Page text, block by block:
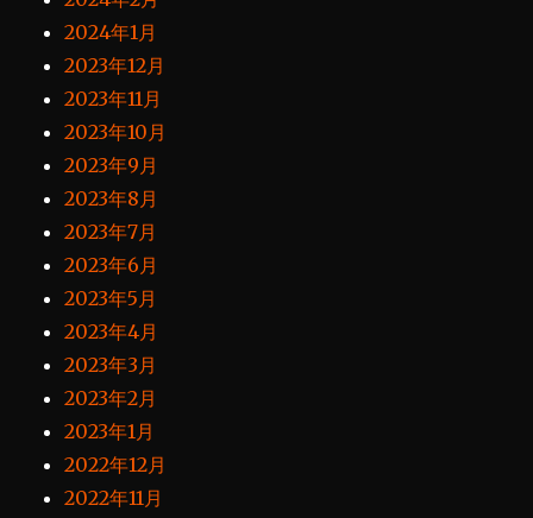
2024年1月
2023年12月
2023年11月
2023年10月
2023年9月
2023年8月
2023年7月
2023年6月
2023年5月
2023年4月
2023年3月
2023年2月
2023年1月
2022年12月
2022年11月